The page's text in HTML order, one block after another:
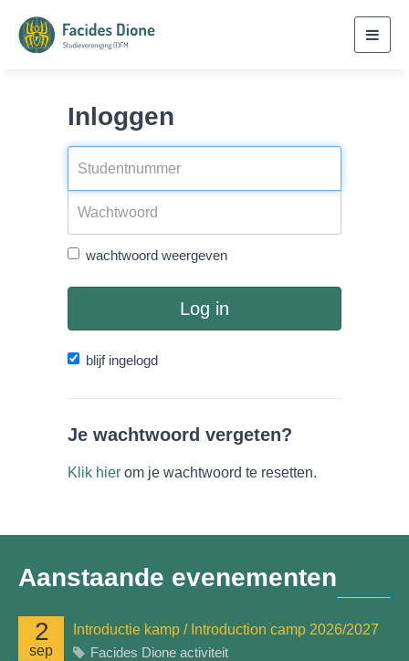
Inloggen
wachtwoord weergeven
Log in
blijf ingelogd
Je wachtwoord vergeten?
Klik hier om je wachtwoord te resetten.
Aanstaande evenementen
2
sep
Introductie kamp / Introduction camp 2026/2027
Facides Dione activiteit